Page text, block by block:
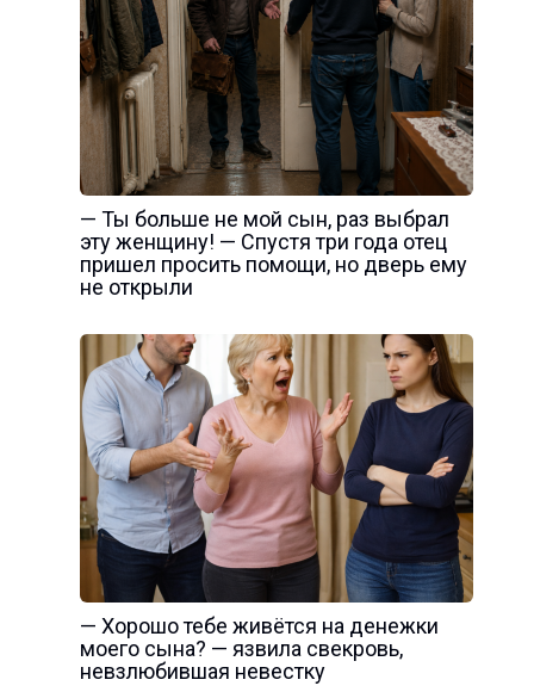
— Ты больше не мой сын, раз выбрал
эту женщину! — Спустя три года отец
пришел просить помощи, но дверь ему
не открыли
— Хорошо тебе живётся на денежки
моего сына? — язвила свекровь,
невзлюбившая невестку